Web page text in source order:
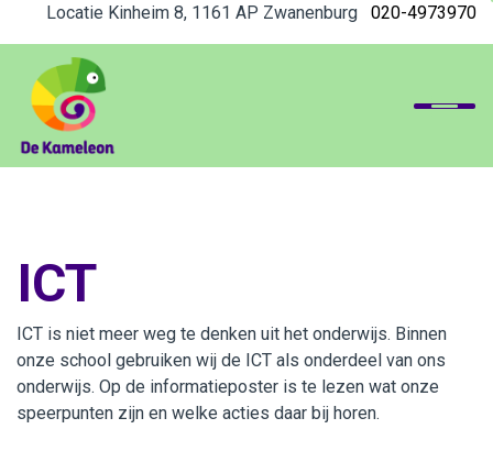
Locatie Kinheim 8, 1161 AP Zwanenburg 020-4973970
Home
Opvang
Duurzaam en gezond
Actueel
Voor ouders
ICT
ICT is niet meer weg te denken uit het onderwijs. Binnen
onze school gebruiken wij de ICT als onderdeel van ons
onderwijs. Op de informatieposter is te lezen wat onze
speerpunten zijn en welke acties daar bij horen.